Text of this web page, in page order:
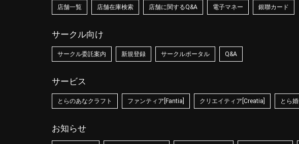
店舗一覧 店舗在庫検索 店舗に関するQ&A 電子マネー 銀聯カード
サークル向け
サークル委託案内 新規登録 サークルポータル Q&A
サービス
とらのあなクラフト ファンティア[Fantia] クリエイティア[Creatia] とら婚
お知らせ